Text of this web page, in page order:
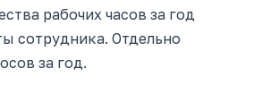
рабочих часов за год
сотрудника. Отдельно
за год.